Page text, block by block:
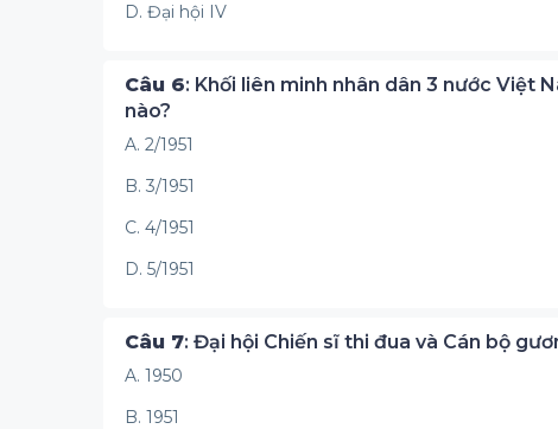
D. Đại hội IV
Câu 6: Khối liên minh nhân dân 3 nước Việt
nào?
A. 2/1951
B. 3/1951
C. 4/1951
D. 5/1951
Câu 7: Đại hội Chiến sĩ thi đua và Cán bộ
A. 1950
B. 1951